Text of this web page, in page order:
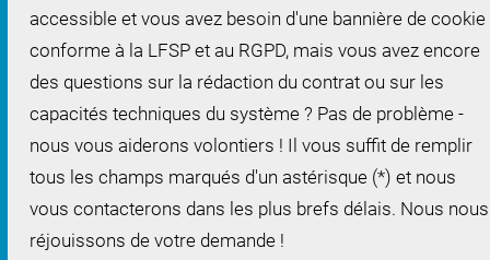
accessible et vous avez besoin d'une bannière de cookie
conforme à la LFSP et au RGPD, mais vous avez encore
des questions sur la rédaction du contrat ou sur les
capacités techniques du système ? Pas de problème -
nous vous aiderons volontiers ! Il vous suffit de remplir
tous les champs marqués d'un astérisque (*) et nous
vous contacterons dans les plus brefs délais. Nous nous
réjouissons de votre demande !